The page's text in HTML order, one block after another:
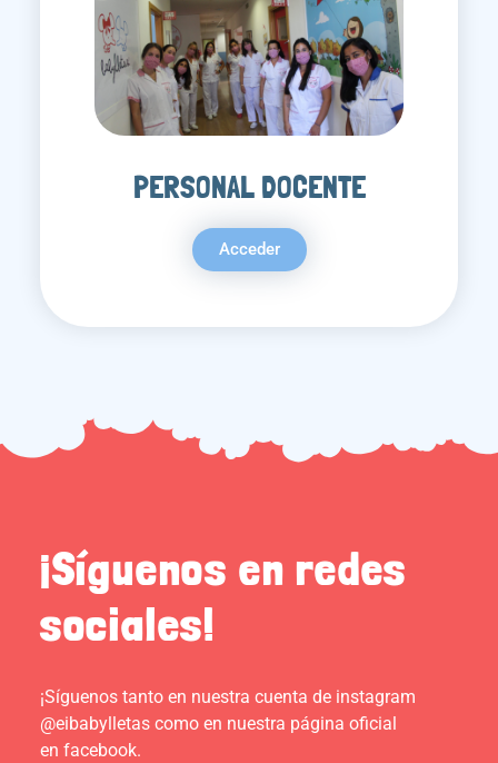
PERSONAL DOCENTE
Acceder
¡Síguenos en redes
sociales!
¡Síguenos tanto en nuestra cuenta de instagram
@eibabylletas como en nuestra página oficial
en facebook.